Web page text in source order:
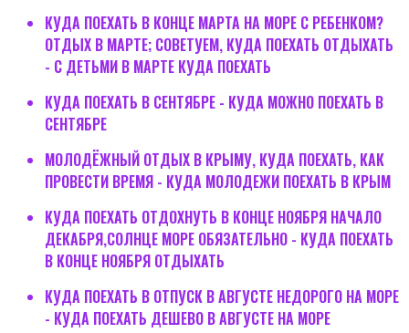
КУДА ПОЕХАТЬ В КОНЦЕ МАРТА НА МОРЕ С РЕБЕНКОМ?
ОТДЫХ В МАРТЕ; СОВЕТУЕМ, КУДА ПОЕХАТЬ ОТДЫХАТЬ
- С ДЕТЬМИ В МАРТЕ КУДА ПОЕХАТЬ
КУДА ПОЕХАТЬ В СЕНТЯБРЕ - КУДА МОЖНО ПОЕХАТЬ В
СЕНТЯБРЕ
МОЛОДЁЖНЫЙ ОТДЫХ В КРЫМУ, КУДА ПОЕХАТЬ, КАК
ПРОВЕСТИ ВРЕМЯ - КУДА МОЛОДЕЖИ ПОЕХАТЬ В КРЫМ
КУДА ПОЕХАТЬ ОТДОХНУТЬ В КОНЦЕ НОЯБРЯ НАЧАЛО
ДЕКАБРЯ,СОЛНЦЕ МОРЕ ОБЯЗАТЕЛЬНО - КУДА ПОЕХАТЬ
В КОНЦЕ НОЯБРЯ ОТДЫХАТЬ
КУДА ПОЕХАТЬ В ОТПУСК В АВГУСТЕ НЕДОРОГО НА МОРЕ
- КУДА ПОЕХАТЬ ДЕШЕВО В АВГУСТЕ НА МОРЕ